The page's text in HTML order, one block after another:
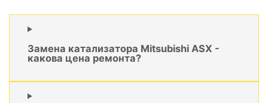
Замена катализатора Mitsubishi ASX -
какова цена ремонта?